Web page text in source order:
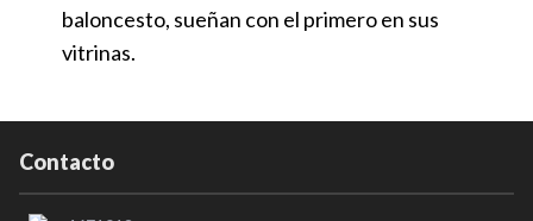
baloncesto, sueñan con el primero en sus
vitrinas.
Contacto